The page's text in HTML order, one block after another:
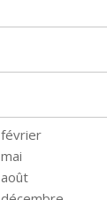
février
mai
août